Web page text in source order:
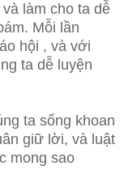
làm cho ta dễ
Mỗi lần
hội , và với
ta dễ luyện
ta sống khoan
giữ lời, và luật
mong sao